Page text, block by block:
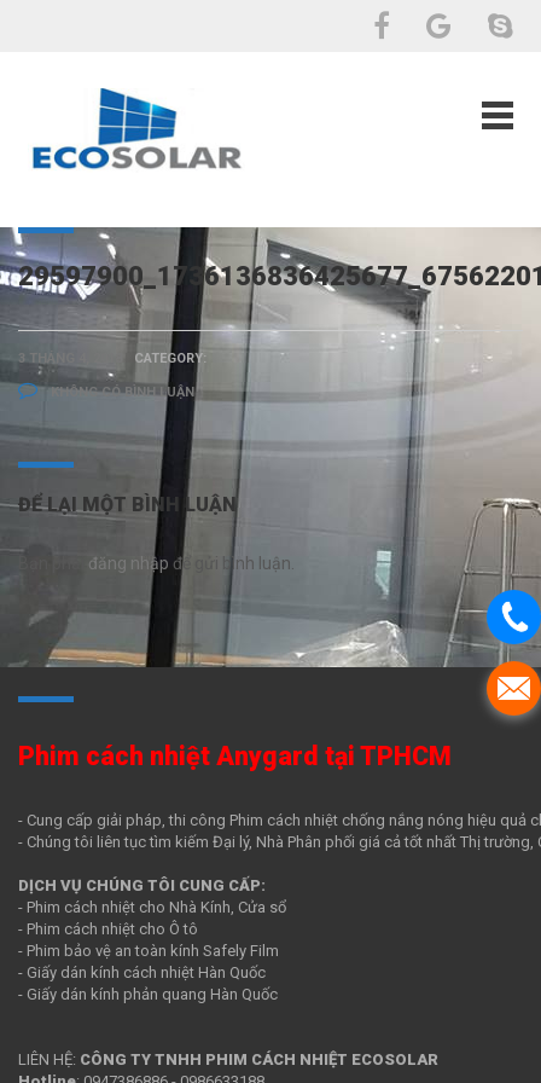
3 THÁNG 4, 2018 CATEGORY:
KHÔNG CÓ BÌNH LUẬN
ĐỂ LẠI MỘT BÌNH LUẬN
đăng nhập để gửi bình luận.
Phim cách nhiệt Anygard tại TPHCM
- Cung cấp giải pháp, thi công Phim cách nhiệt chống nắng nóng hiệu quả
- Chúng tôi liên tục tìm kiếm Đại lý, Nhà Phân phối giá cả tốt nhất Thị trường,
DỊCH VỤ CHÚNG TÔI CUNG CẤP:
- Phim cách nhiệt cho Nhà Kính, Cửa sổ
- Phim cách nhiệt cho Ô tô
- Phim bảo vệ an toàn kính Safely Film
- Giấy dán kính cách nhiệt Hàn Quốc
- Giấy dán kính phản quang Hàn Quốc
LIÊN HỆ: CÔNG TY TNHH PHIM CÁCH NHIỆT ECOSOLAR